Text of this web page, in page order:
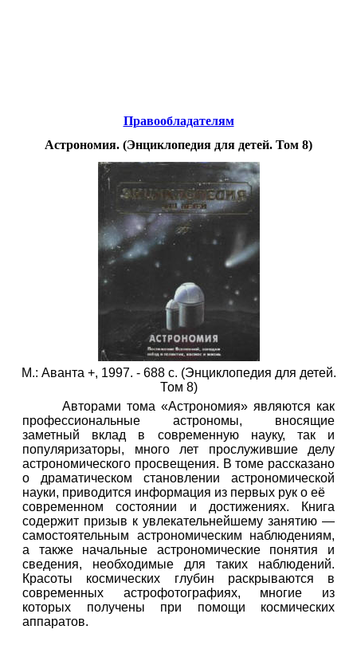
Правообладателям
Астрономия. (Энциклопедия для детей. Том 8)
М.: Аванта +, 1997. - 688 с. (Энциклопедия для детей.
Том 8)
Авторами тома «Астрономия» являются как
профессиональные астрономы, вносящие
заметный вклад в современную науку, так и
популяризаторы, много лет прослужившие делу
астрономического просвещения. В томе рассказано
о драматическом становлении астрономической
науки, приводится информация из первых рук о её
современном состоянии и достижениях. Книга
содержит призыв к увлекательнейшему занятию —
самостоятельным астрономическим наблюдениям,
а также начальные астрономические понятия и
сведения, необходимые для таких наблюдений.
Красоты космических глубин раскрываются в
современных астрофотографиях, многие из
которых получены при помощи космических
аппаратов.